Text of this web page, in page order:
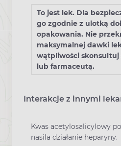
To jest lek. Dla
go zgodnie z ulotką
opakowania. Nie
maksymalnej dawki
wątpliwości skonsultuj
lub farmaceutą.
Interakcje z innymi
Kwas acetylosalicylowy
nasila działanie heparyny.